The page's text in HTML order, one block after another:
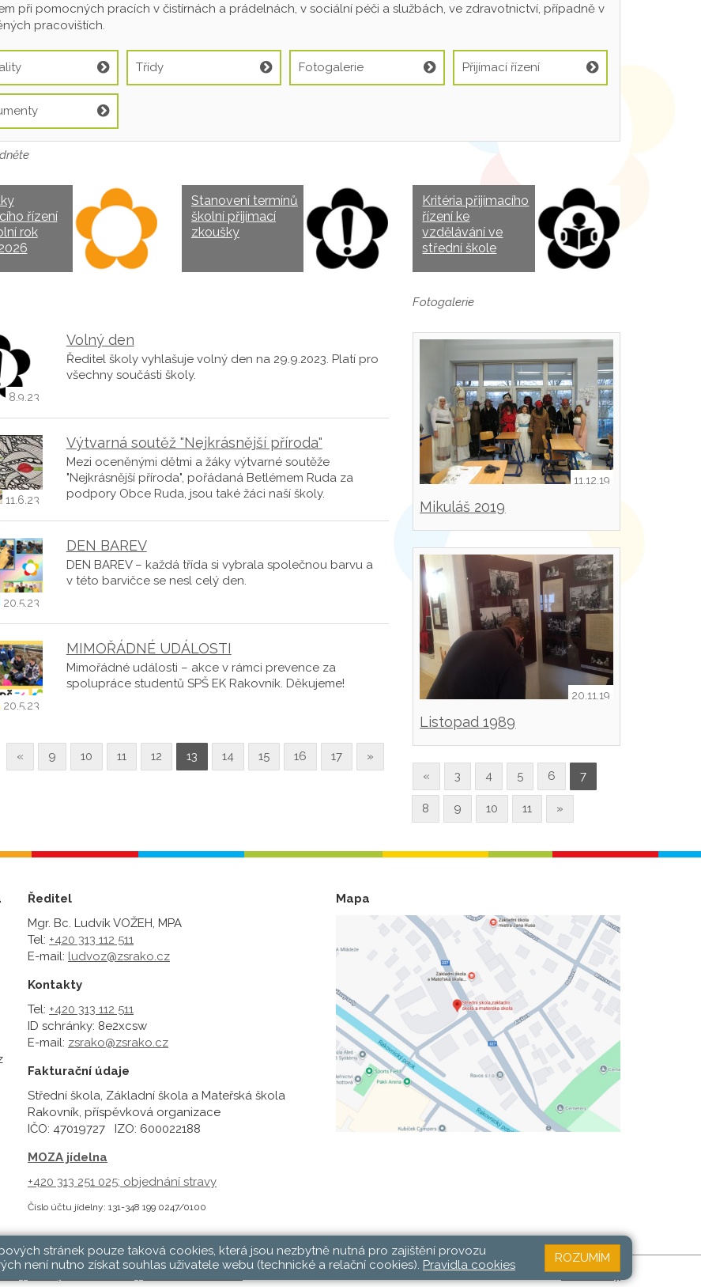
při pomocných pracích v čistírnách a prádelnách, v sociální péči a službách, ve zdravotnictví, případně v
pracovištích.
Třídy Fotogalerie Přijímací řízení
řízení
rok
Stanovení termínů
školní přijímací
zkoušky
Kritéria přijímacího
řízení ke
vzdělávání ve
střední škole
8.9.23
Volný den
Ředitel školy vyhlašuje volný den na 29.9.2023. Platí pro
všechny součásti školy.
11.6.23
Výtvarná soutěž "Nejkrásnější příroda"
Mezi oceněnými dětmi a žáky výtvarné soutěže
"Nejkrásnější příroda", pořádaná Betlémem Ruda za
podpory Obce Ruda, jsou také žáci naší školy.
20.5.23
DEN BAREV
DEN BAREV – každá třída si vybrala společnou barvu a
v této barvičce se nesl celý den.
20.5.23
MIMOŘÁDNÉ UDÁLOSTI
Mimořádné události – akce v rámci prevence za
spolupráce studentů SPŠ EK Rakovník. Děkujeme!
« 9 10 11 12 13 14 15 16 17 »
Fotogalerie
11.12.19
Mikuláš 2019
20.11.19
Listopad 1989
« 3 4 5 6 7
8 9 10 11 »
Ředitel
Mgr. Bc. Ludvík VOŽEH, MPA
Tel: +420 313 112 511
E-mail: ludvoz@zsrako.cz
Kontakty
Tel: +420 313 112 511
ID schránky: 8e2xcsw
E-mail: zsrako@zsrako.cz
Fakturační údaje
Střední škola, Základní škola a Mateřská škola
Rakovník, příspěvková organizace
IČO: 47019727 IZO: 600022188
MOZA jídelna
+420 313 251 025; objednání stravy
Číslo účtu jídelny: 131-348 199 0247/0100
Mapa
Web školy
stránek pouze taková cookies, která jsou nezbytně nutná pro zajištění provozu
není nutno získat souhlas uživatele webu (technické a relační cookies). Pravidla cookies
ROZUMÍM